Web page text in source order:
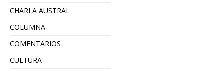
CHARLA AUSTRAL
COLUMNA
COMENTARIOS
CULTURA